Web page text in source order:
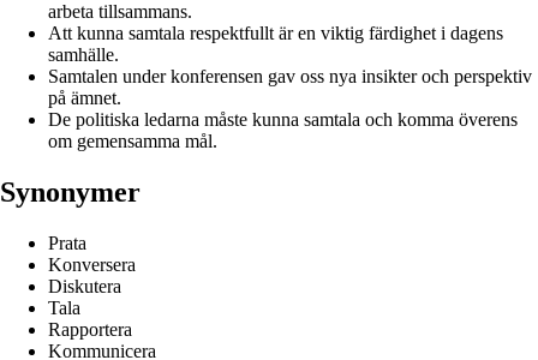
arbeta tillsammans.
Att kunna samtala respektfullt är en viktig färdighet i dagens
samhälle.
Samtalen under konferensen gav oss nya insikter och perspektiv
på ämnet.
De politiska ledarna måste kunna samtala och komma överens
om gemensamma mål.
Synonymer
Prata
Konversera
Diskutera
Tala
Rapportera
Kommunicera